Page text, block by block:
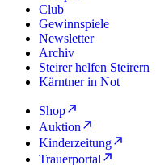
Club
Gewinnspiele
Newsletter
Archiv
Steirer helfen Steirern
Kärntner in Not
Shop
Auktion
Kinderzeitung
Trauerportal